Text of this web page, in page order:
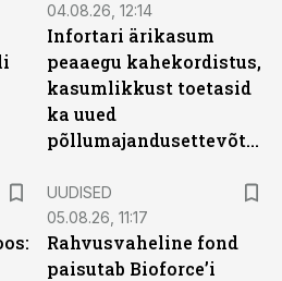
04.08.26, 12:14
Infortari ärikasum
peaaegu kahekordistus,
kasumlikkust toetasid
ka uued
põllumajandusettevõtted
UUDISED
05.08.26, 11:17
Rahvusvaheline fond
paisutab Bioforce’i